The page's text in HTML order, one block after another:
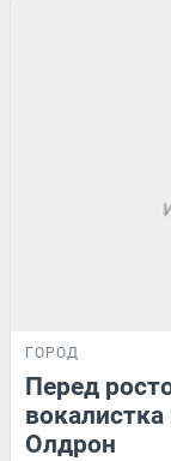
ГОРОД
Перед
Олдрон